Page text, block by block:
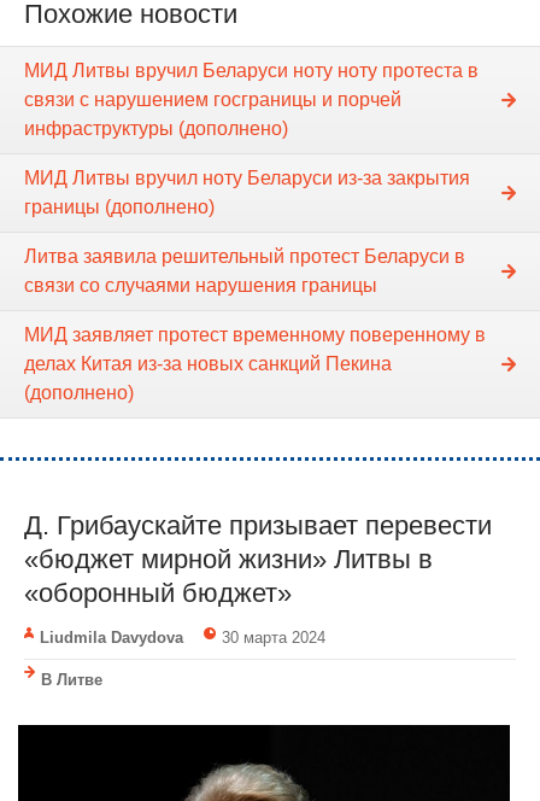
Похожие новости
МИД Литвы вручил Беларуси ноту ноту протеста в
связи с нарушением госграницы и порчей
инфраструктуры (дополнено)
МИД Литвы вручил ноту Беларуси из-за закрытия
границы (дополнено)
Литва заявила решительный протест Беларуси в
связи со случаями нарушения границы
МИД заявляет протест временному поверенному в
делах Китая из-за новых санкций Пекина
(дополнено)
Д. Грибаускайте призывает перевести
«бюджет мирной жизни» Литвы в
«оборонный бюджет»
Liudmila Davydova 30 марта 2024
В Литве